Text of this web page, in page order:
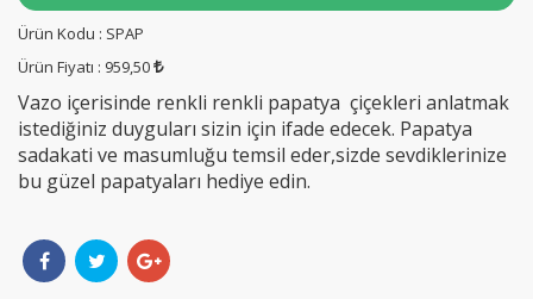
Ürün Kodu : SPAP
Ürün Fiyatı : 959,50
Vazo içerisinde renkli renkli papatya çiçekleri anlatmak
istediğiniz duyguları sizin için ifade edecek. Papatya
sadakati ve masumluğu temsil eder,sizde sevdiklerinize
bu güzel papatyaları hediye edin.